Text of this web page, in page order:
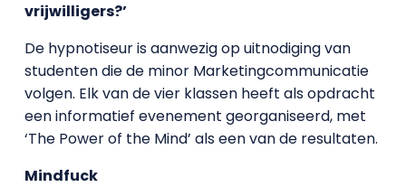
vrijwilligers?’
De hypnotiseur is aanwezig op uitnodiging van
studenten die de minor Marketingcommunicatie
volgen. Elk van de vier klassen heeft als opdracht
een informatief evenement georganiseerd, met
‘The Power of the Mind’ als een van de resultaten.
Mindfuck